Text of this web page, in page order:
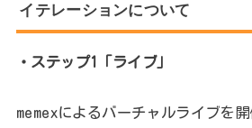
イテレーションについて
・ステップ1「ライブ」
memexによるバーチャルライブを